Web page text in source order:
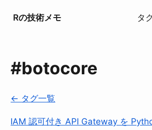
Rの技術メモ タ
#botocore
← タグ一覧
IAM 認可付き API Gateway を